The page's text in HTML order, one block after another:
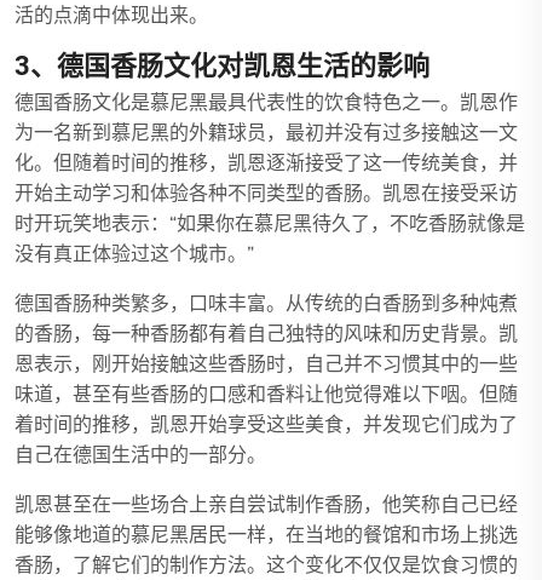
活的点滴中体现出来。
3、德国香肠文化对凯恩生活的影响
德国香肠文化是慕尼黑最具代表性的饮食特色之一。凯恩作
为一名新到慕尼黑的外籍球员，最初并没有过多接触这一文
化。但随着时间的推移，凯恩逐渐接受了这一传统美食，并
开始主动学习和体验各种不同类型的香肠。凯恩在接受采访
时开玩笑地表示：“如果你在慕尼黑待久了，不吃香肠就像是
没有真正体验过这个城市。”
德国香肠种类繁多，口味丰富。从传统的白香肠到多种炖煮
的香肠，每一种香肠都有着自己独特的风味和历史背景。凯
恩表示，刚开始接触这些香肠时，自己并不习惯其中的一些
味道，甚至有些香肠的口感和香料让他觉得难以下咽。但随
着时间的推移，凯恩开始享受这些美食，并发现它们成为了
自己在德国生活中的一部分。
凯恩甚至在一些场合上亲自尝试制作香肠，他笑称自己已经
能够像地道的慕尼黑居民一样，在当地的餐馆和市场上挑选
香肠，了解它们的制作方法。这个变化不仅仅是饮食习惯的